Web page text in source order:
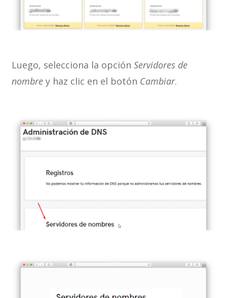
Luego, selecciona la opción Servidores de
nombre y haz clic en el botón Cambiar.